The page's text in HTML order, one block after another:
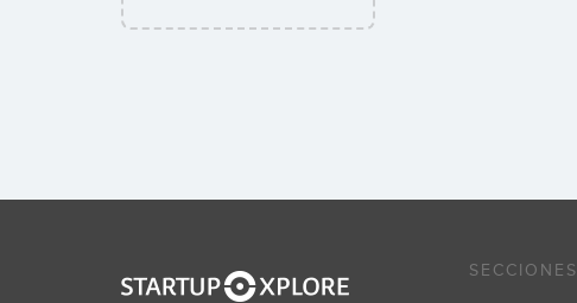
SECCIONES